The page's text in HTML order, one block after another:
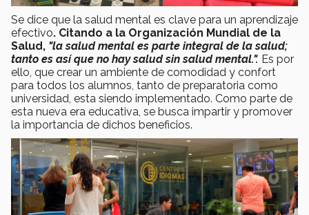
Se dice que la salud mental es clave para un aprendizaje
efectivo. Citando a la Organización Mundial de la
Salud, "la salud mental es parte integral de la salud;
tanto es así que no hay salud sin salud mental.". Es por
ello, que crear un ambiente de comodidad y confort
para todos los alumnos, tanto de preparatoria como
universidad, esta siendo implementado. Como parte de
esta nueva era educativa, se busca impartir y promover
la importancia de dichos beneficios.